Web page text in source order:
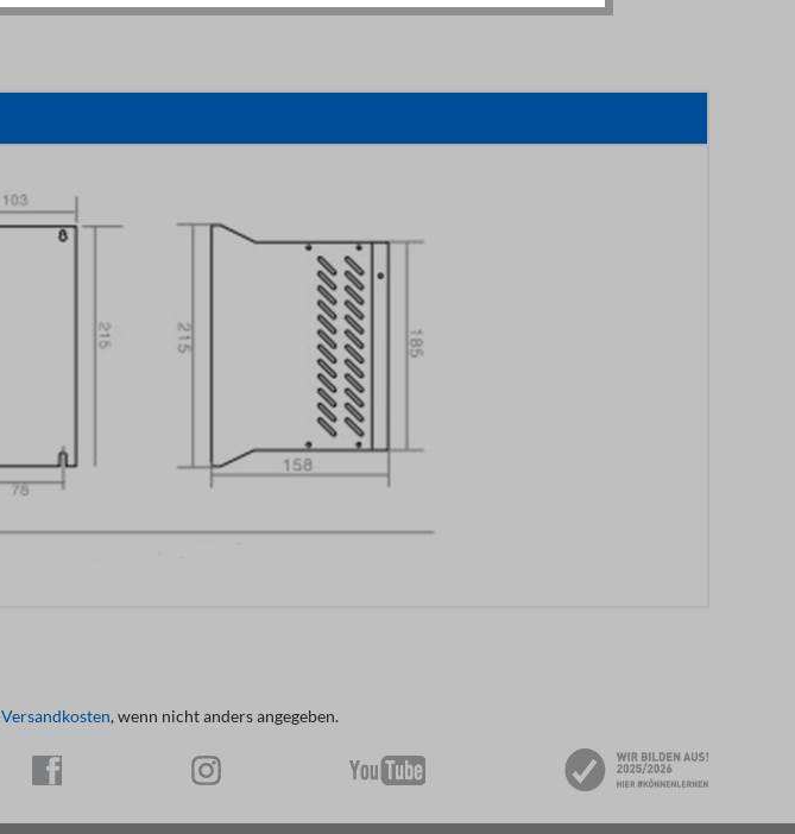
Versandkosten, wenn nicht anders angegeben.